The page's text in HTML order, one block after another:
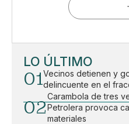
LO ÚLTIMO
01Vecinos detienen y
delincuente en el
02
Carambola de tres
Petrolera provoca
materiales